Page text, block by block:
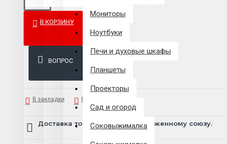
Мониторы
Ноутбуки
Печи и духовые шкафы
Планшеты
Проекторы
Сад и огород
Соковыжималка
В КОРЗИНУ
ВОПРОС
В закладки В сравнение
Доставка товара по всему Таможенному союзу.